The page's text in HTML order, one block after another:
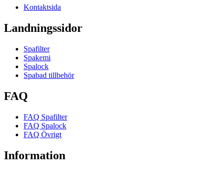
Kontaktsida
Landningssidor
Spafilter
Spakemi
Spalock
Spabad tillbehör
FAQ
FAQ Spafilter
FAQ Spalock
FAQ Övrigt
Information